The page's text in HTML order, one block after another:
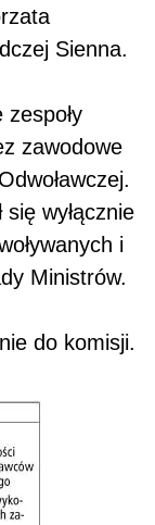
Sienna.
zawodowe
się wyłącznie
i
Ministrów.
do komisji.